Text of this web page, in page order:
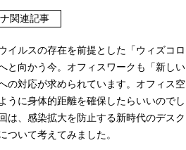
関連記事
イルスの存在を前提とした「ウィズコロ
と向かう今。オフィスワークも「新しい
の対応が求められています。オフィス空
うに身体的距離を確保したらいいのでし
は、感染拡大を防止する新時代のデスク
ついて考えてみました。